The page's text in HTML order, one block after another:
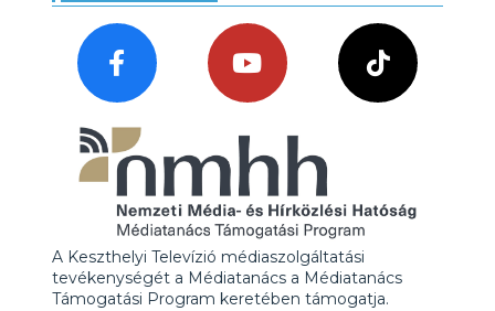
A Keszthelyi Televízió médiaszolgáltatási
tevékenységét a Médiatanács a Médiatanács
Támogatási Program keretében támogatja.